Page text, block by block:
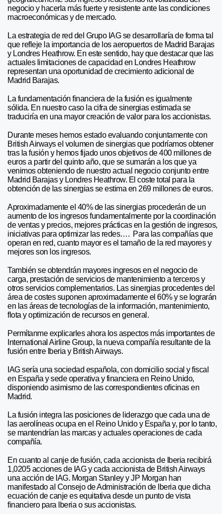
negocio y hacerla más fuerte y resistente ante las condiciones
macroeconómicas y de mercado.
La estrategia de red del Grupo IAG se desarrollaría de forma tal
que refleje la importancia de los aeropuertos de Madrid Barajas
y Londres Heathrow. En este sentido, hay que destacar que las
actuales limitaciones de capacidad en Londres Heathrow
representan una oportunidad de crecimiento adicional de
Madrid Barajas.
La fundamentación financiera de la fusión es igualmente
sólida. En nuestro caso la cifra de sinergias estimada se
traduciría en una mayor creación de valor para los accionistas.
Durante meses hemos estado evaluando conjuntamente con
British Airways el volumen de sinergias que podríamos obtener
tras la fusión y hemos fijado unos objetivos de 400 millones de
euros a partir del quinto año, que se sumarán a los que ya
venimos obteniendo de nuestro actual negocio conjunto entre
Madrid Barajas y Londres Heathrow. El coste total para la
obtención de las sinergias se estima en 269 millones de euros.
Aproximadamente el 40% de las sinergias procederán de un
aumento de los ingresos fundamentalmente por la coordinación
de ventas y precios, mejores prácticas en la gestión de ingresos,
iniciativas para optimizar las redes…. Para las compañías que
operan en red, cuanto mayor es el tamaño de la red mayores y
mejores son los ingresos.
También se obtendrán mayores ingresos en el negocio de
carga, prestación de servicios de mantenimiento a terceros y
otros servicios complementarios. Las sinergias procedentes del
área de costes suponen aproximadamente el 60% y se lograrán
en las áreas de tecnologías de la información, mantenimiento,
flota y optimización de recursos en general.
Permítanme explicarles ahora los aspectos más importantes de
International Airline Group, la nueva compañía resultante de la
fusión entre Iberia y British Airways.
IAG sería una sociedad española, con domicilio social y fiscal
en España y sede operativa y financiera en Reino Unido,
disponiendo asimismo de las correspondientes oficinas en
Madrid.
La fusión integra las posiciones de liderazgo que cada una de
las aerolíneas ocupa en el Reino Unido y España y, por lo tanto,
se mantendrían las marcas y actuales operaciones de cada
compañía.
En cuanto al canje de fusión, cada accionista de Iberia recibirá
1,0205 acciones de IAG y cada accionista de British Airways
una acción de IAG. Morgan Stanley y JP Morgan han
manifestado al Consejo de Administración de Iberia que dicha
ecuación de canje es equitativa desde un punto de vista
financiero para Iberia o sus accionistas.